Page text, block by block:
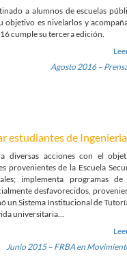
a alumnos de escuelas
objetivo es nivelarlos y
cumple su tercera edición.
Agosto 2016 –
estudiantes de Ingenieria
diversas acciones con el
provenientes de la Escuela
implementa programas de
desfavorecidos,
un Sistema Institucional de
universitaria…
Junio 2015 – FRBA en